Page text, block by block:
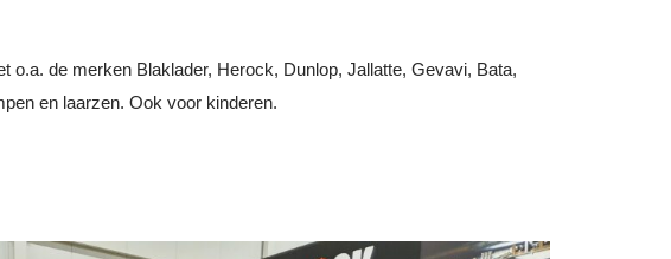
o.a. de merken Blaklader, Herock, Dunlop, Jallatte, Gevavi, Bata,
en laarzen. Ook voor kinderen.